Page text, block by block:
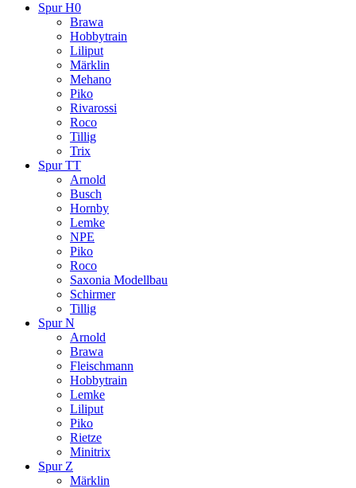
Spur H0
Brawa
Hobbytrain
Liliput
Märklin
Mehano
Piko
Rivarossi
Roco
Tillig
Trix
Spur TT
Arnold
Busch
Hornby
Lemke
NPE
Piko
Roco
Saxonia Modellbau
Schirmer
Tillig
Spur N
Arnold
Brawa
Fleischmann
Hobbytrain
Lemke
Liliput
Piko
Rietze
Minitrix
Spur Z
Märklin